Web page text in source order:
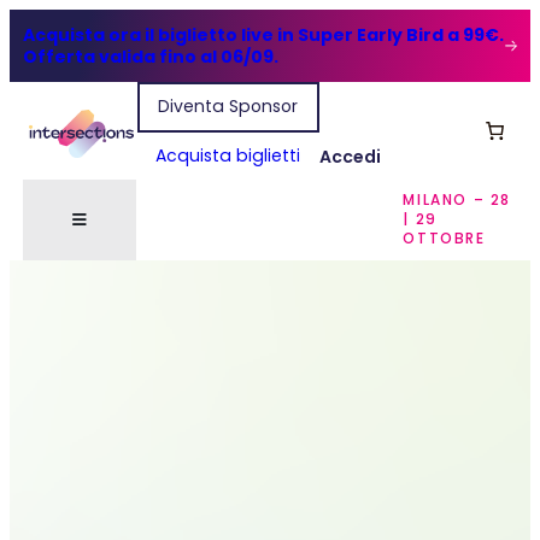
Acquista ora il biglietto live in Super Early Bird a 99€.
Offerta valida fino al 06/09.
Diventa Sponsor
Acquista biglietti Accedi
MILANO – 28
| 29
OTTOBRE